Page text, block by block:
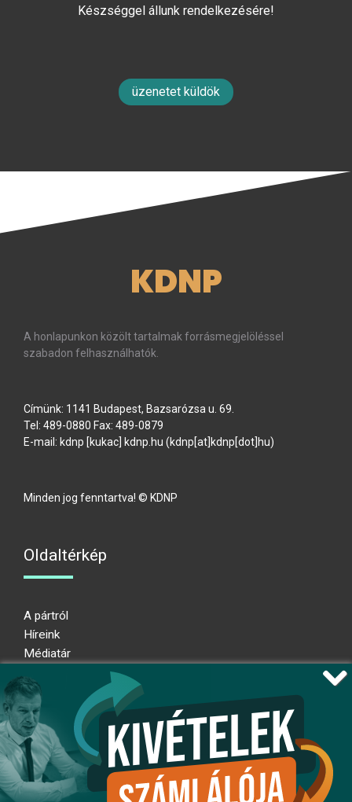
Készséggel állunk rendelkezésére!
üzenetet küldök
KDNP
A honlapunkon közölt tartalmak forrásmegjelöléssel
szabadon felhasználhatók.
Címünk: 1141 Budapest, Bazsarózsa u. 69.
Tel: 489-0880 Fax: 489-0879
E-mail: kdnp [kukac] kdnp hu (kdnp[at]kdnp[dot]hu)
Minden jog fenntartva! © KDNP
Oldaltérkép
A pártról
Híreink
Médiatár
Adatkezelési nyilatkozat
Átláthatósági nyilatkozat
Ugrás az oldal tetejére
Kövessen minket!